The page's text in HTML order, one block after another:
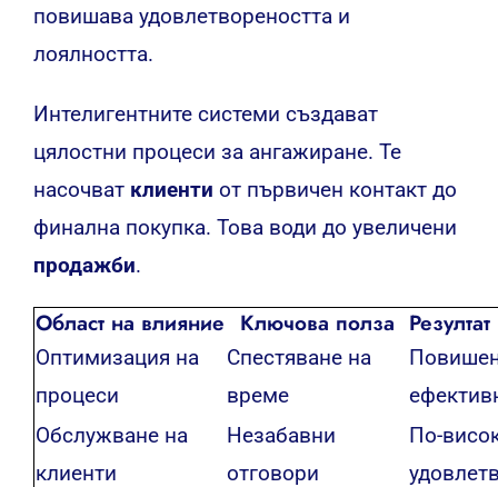
повишава удовлетвореността и
лоялността.
Интелигентните системи създават
цялостни процеси за ангажиране. Те
насочват клиенти от първичен контакт до
финална покупка. Това води до увеличени
продажби.
Област на влияние Ключова полза
Оптимизация на
процеси
Спестяване на
време
Обслужване на
клиенти
Незабавни
отговори
По-